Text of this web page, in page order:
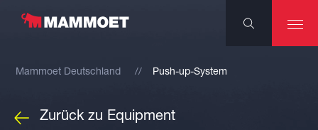
Mammoet Deutschland Push-up-System
Zurück zu Equipment